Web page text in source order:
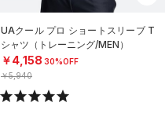
UAクール プロ ショートスリーブ T
シャツ（トレーニング/MEN）
￥4,158 30%OFF
￥5,940